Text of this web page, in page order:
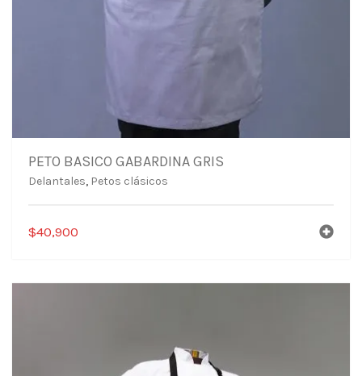
PETO BASICO GABARDINA GRIS
Delantales, Petos clásicos
$40,900